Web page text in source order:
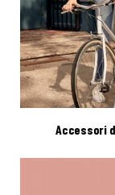
Accessori